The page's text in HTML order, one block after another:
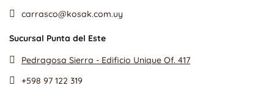
carrasco@kosak.com.uy
Sucursal Punta del Este
Pedragosa Sierra - Edificio Unique Of. 417
+598 97 122 319